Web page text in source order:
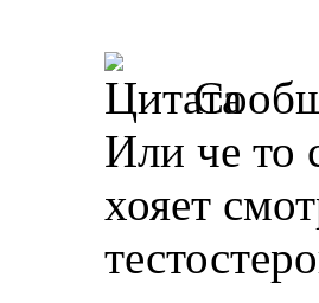
Или че то
хояет